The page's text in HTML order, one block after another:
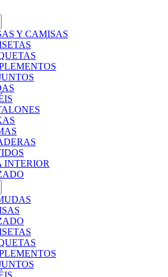
Y CAMISAS
INTERIOR